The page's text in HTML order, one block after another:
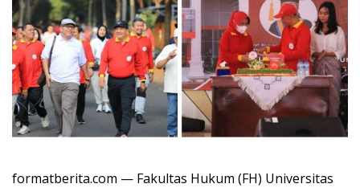
formatberita.com — Fakultas Hukum (FH) Universitas